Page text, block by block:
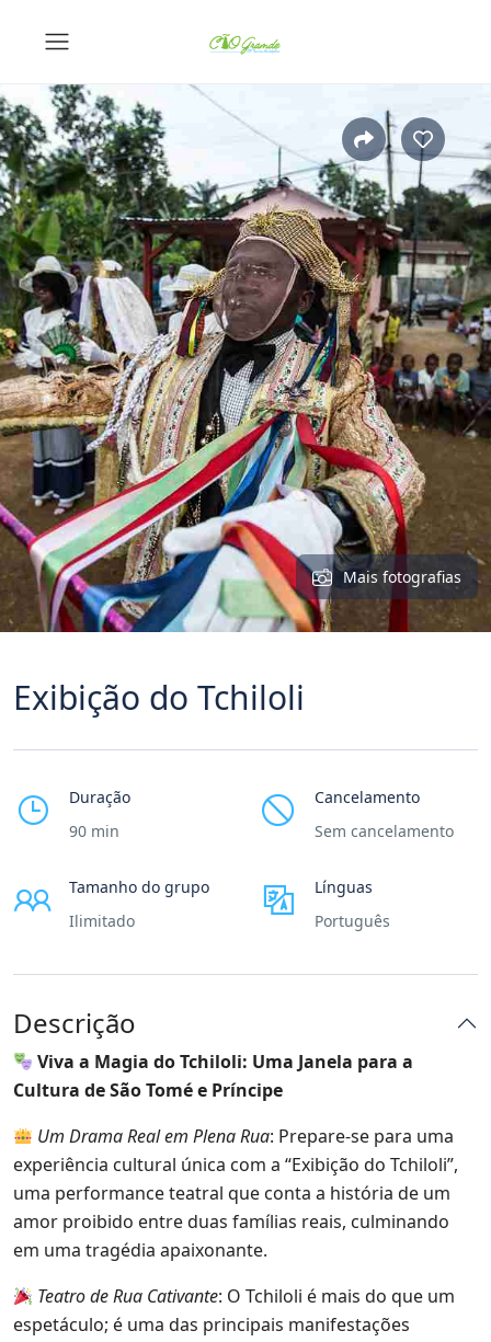
Mais fotografias
Exibição do Tchiloli
Duração
90 min
Cancelamento
Sem cancelamento
Tamanho do grupo
Ilimitado
Línguas
Português
Descrição
Viva a Magia do Tchiloli: Uma Janela para a
Cultura de São Tomé e Príncipe
Um Drama Real em Plena Rua: Prepare-se para uma
experiência cultural única com a “Exibição do Tchiloli”,
uma performance teatral que conta a história de um
amor proibido entre duas famílias reais, culminando
em uma tragédia apaixonante.
Teatro de Rua Cativante: O Tchiloli é mais do que um
espetáculo; é uma das principais manifestações